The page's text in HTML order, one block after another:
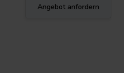
Angebot anfordern